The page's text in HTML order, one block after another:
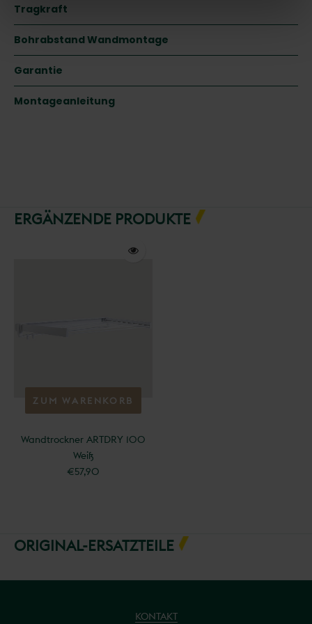
Tragkraft
Bohrabstand Wandmontage
Garantie
Montageanleitung
ERGÄNZENDE PRODUKTE
ZUM WARENKORB
Wandtrockner ARTDRY 100
Weiß
€57,90
ORIGINAL-ERSATZTEILE
KONTAKT